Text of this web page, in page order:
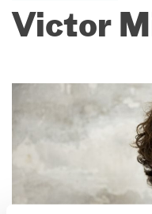
Francese
Rendez-
français
Corsi di
DALF
Corsi
DELF-
Altri test
Victor